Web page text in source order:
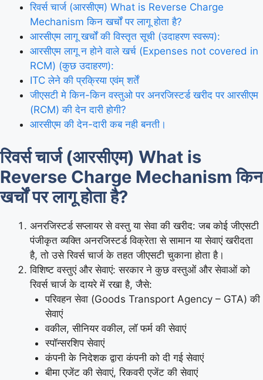
रिवर्स चार्ज (आरसीएम) What is Reverse Charge
Mechanism किन खर्चों पर लागू होता है?
आरसीएम लागू खर्चों की विस्तृत सूची (उदाहरण स्वरूप):
आरसीएम लागू न होने वाले खर्च (Expenses not covered in
RCM) (कुछ उदाहरण):
ITC लेने की प्रक्रिया एवंम् शर्तें
जीएसटी मे किन-किन वस्तुओ पर अनरजिस्टर्ड खरीद पर आरसीएम
(RCM) की देन दारी होगी?
आरसीएम की देन-दारी कब नही बनती।
रिवर्स चार्ज (आरसीएम) What is
Reverse Charge Mechanism किन
खर्चों पर लागू होता है?
अनरजिस्टर्ड सप्लायर से वस्तु या सेवा की खरीद: जब कोई जीएसटी
पंजीकृत व्यक्ति अनरजिस्टर्ड विक्रेता से सामान या सेवाएं खरीदता
है, तो उसे रिवर्स चार्ज के तहत जीएसटी चुकाना होता है।
विशिष्ट वस्तुएं और सेवाएं: सरकार ने कुछ वस्तुओं और सेवाओं को
रिवर्स चार्ज के दायरे में रखा है, जैसे:
परिवहन सेवा (Goods Transport Agency – GTA) की
सेवाएं
वकील, सीनियर वकील, लॉ फर्म की सेवाएं
स्पॉन्सरशिप सेवाएं
कंपनी के निदेशक द्वारा कंपनी को दी गई सेवाएं
बीमा एजेंट की सेवाएं, रिकवरी एजेंट की सेवाएं